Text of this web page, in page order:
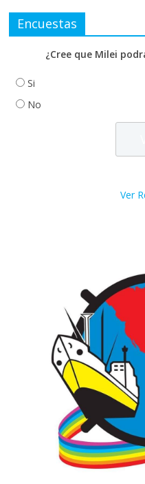
Encuestas
¿Cree que Milei
Si
No
Ver